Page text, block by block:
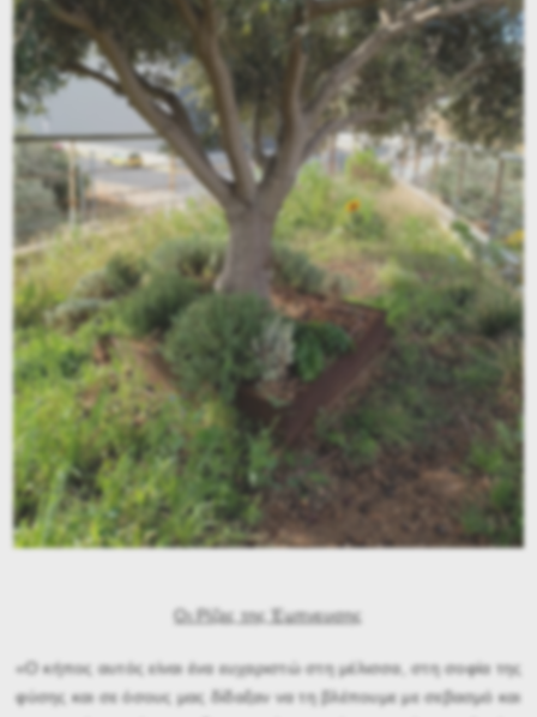
Οι Ρίζες της Έμπνευσης
«Ο κήπος αυτός είναι ένα ευχαριστώ στη μέλισσα, στη σοφία της
φύσης και σε όσους μας δίδαξαν να τη βλέπουμε με σεβασμό και